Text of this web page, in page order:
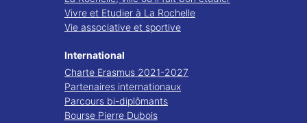
Vivre et Etudier à La Rochelle
Vie associative et sportive
International
Charte Erasmus 2021-2027
Partenaires internationaux
Parcours bi-diplômants
Bourse Pierre Dubois